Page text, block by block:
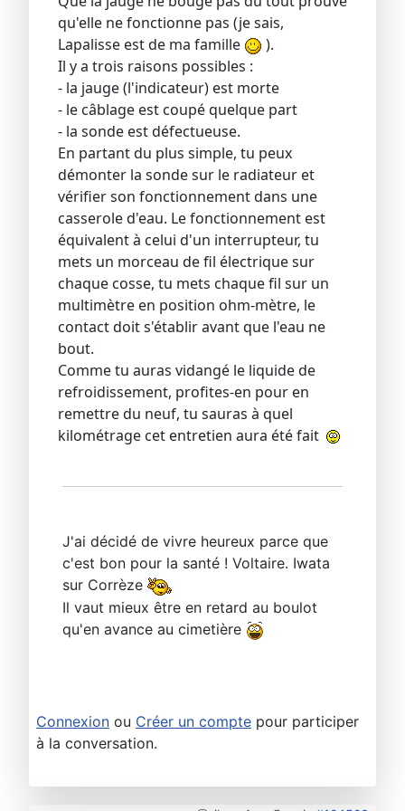
qu'elle ne fonctionne pas (je sais,
Lapalisse est de ma famille
).
Il y a trois raisons possibles :
- la jauge (l'indicateur) est morte
- le câblage est coupé quelque part
- la sonde est défectueuse.
En partant du plus simple, tu peux
démonter la sonde sur le radiateur et
vérifier son fonctionnement dans une
casserole d'eau. Le fonctionnement est
équivalent à celui d'un interrupteur, tu
mets un morceau de fil électrique sur
chaque cosse, tu mets chaque fil sur un
multimètre en position ohm-mètre, le
contact doit s'établir avant que l'eau ne
bout.
Comme tu auras vidangé le liquide de
refroidissement, profites-en pour en
remettre du neuf, tu sauras à quel
kilométrage cet entretien aura été fait
J'ai décidé de vivre heureux parce que
c'est bon pour la santé ! Voltaire. Iwata
sur Corrèze
Il vaut mieux être en retard au boulot
qu'en avance au cimetière
Connexion ou Créer un compte pour participer
à la conversation.